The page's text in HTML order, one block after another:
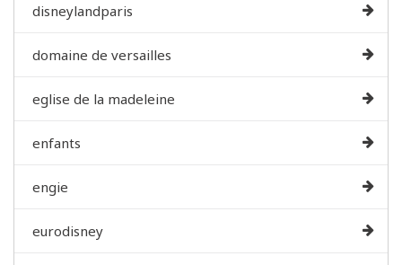
disneylandparis
domaine de versailles
eglise de la madeleine
enfants
engie
eurodisney